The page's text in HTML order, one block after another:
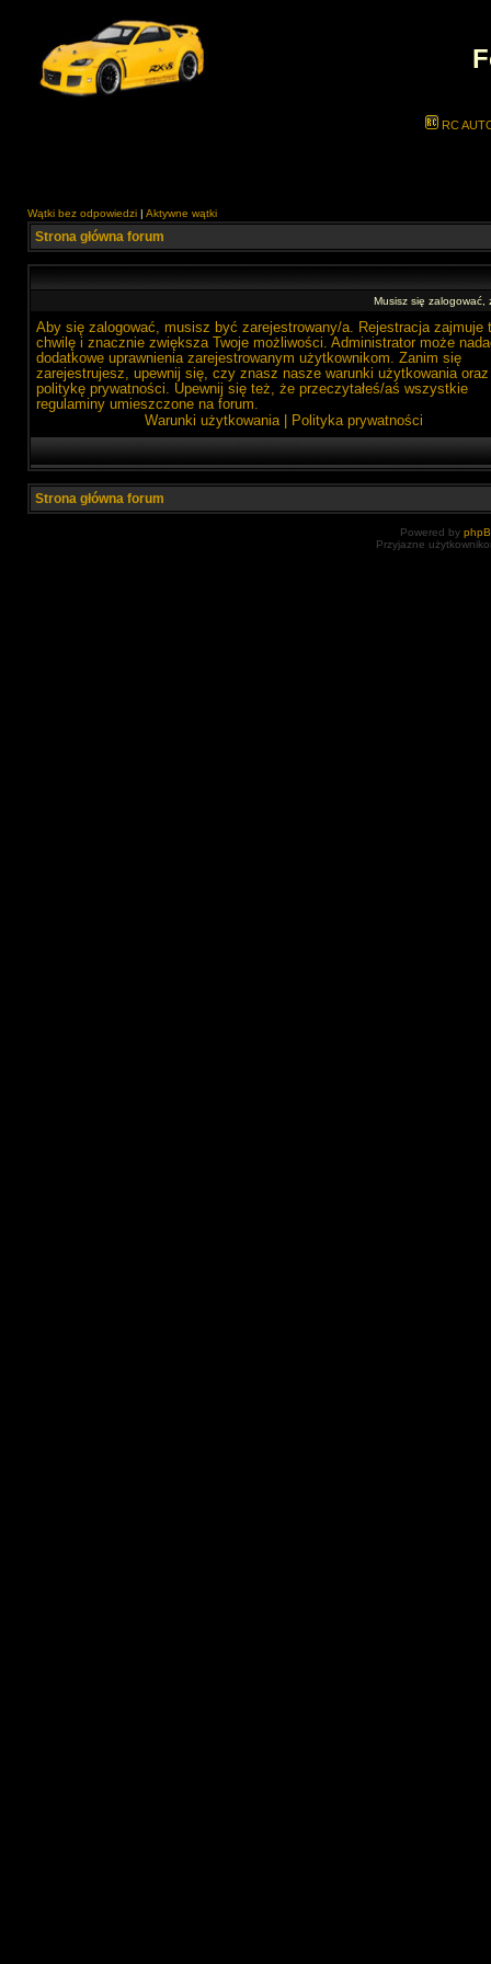
RC
Wątki bez odpowiedzi | Aktywne wątki
Strona główna forum
Musisz się zalogować,
Aby się zalogować, musisz być zarejestrowany/a. Rejestracja zajmuje
chwilę i znacznie zwiększa Twoje możliwości. Administrator może
dodatkowe uprawnienia zarejestrowanym użytkownikom. Zanim się
zarejestrujesz, upewnij się, czy znasz nasze warunki użytkowania oraz
politykę prywatności. Upewnij się też, że przeczytałeś/aś wszystkie
regulaminy umieszczone na forum.
Warunki użytkowania| Polityka prywatności
Strona główna forum
Powered by
Przyjazne